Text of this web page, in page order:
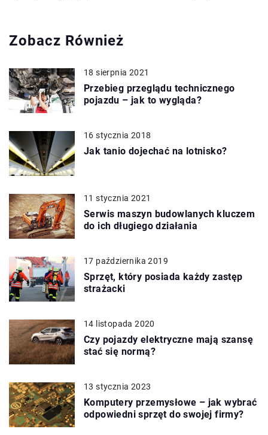
Zobacz Również
18 sierpnia 2021
Przebieg przeglądu technicznego
pojazdu – jak to wygląda?
16 stycznia 2018
Jak tanio dojechać na lotnisko?
11 stycznia 2021
Serwis maszyn budowlanych kluczem
do ich długiego działania
17 października 2019
Sprzęt, który posiada każdy zastęp
strażacki
14 listopada 2020
Czy pojazdy elektryczne mają szansę
stać się normą?
13 stycznia 2023
Komputery przemysłowe – jak wybrać
odpowiedni sprzęt do swojej firmy?